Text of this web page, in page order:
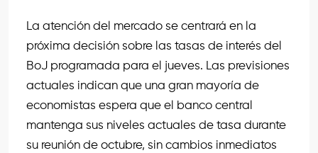
La atención del mercado se centrará en la
próxima decisión sobre las tasas de interés del
BoJ programada para el jueves. Las previsiones
actuales indican que una gran mayoría de
economistas espera que el banco central
mantenga sus niveles actuales de tasa durante
su reunión de octubre, sin cambios inmediatos